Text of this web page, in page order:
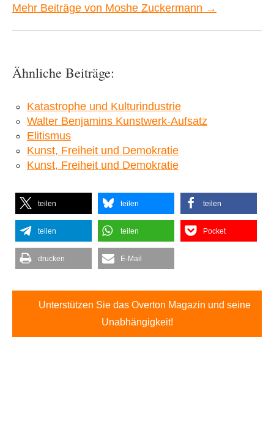
Mehr Beiträge von Moshe Zuckermann →
Ähnliche Beiträge:
Katastrophe und Kulturindustrie
Walter Benjamins Kunstwerk-Aufsatz
Elitismus
Kunst, Freiheit und Demokratie
Kunst, Freiheit und Demokratie
teilen teilen teilen
teilen teilen Pocket
drucken E-Mail
Unterstützen Sie das Overton Magazin und seine
Unabhängigkeit!